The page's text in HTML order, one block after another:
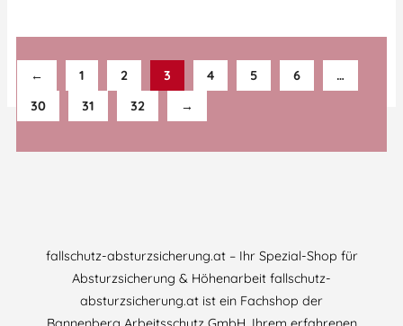
← 1 2 3 4 5 6
…
30
31 32 →
fallschutz-absturzsicherung.at – Ihr Spezial-Shop für
Absturzsicherung & Höhenarbeit fallschutz-
absturzsicherung.at ist ein Fachshop der